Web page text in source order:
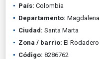
País: Colombia
Departamento: Magdalena
Ciudad: Santa Marta
Zona / barrio: El Rodadero
Código: 8286762